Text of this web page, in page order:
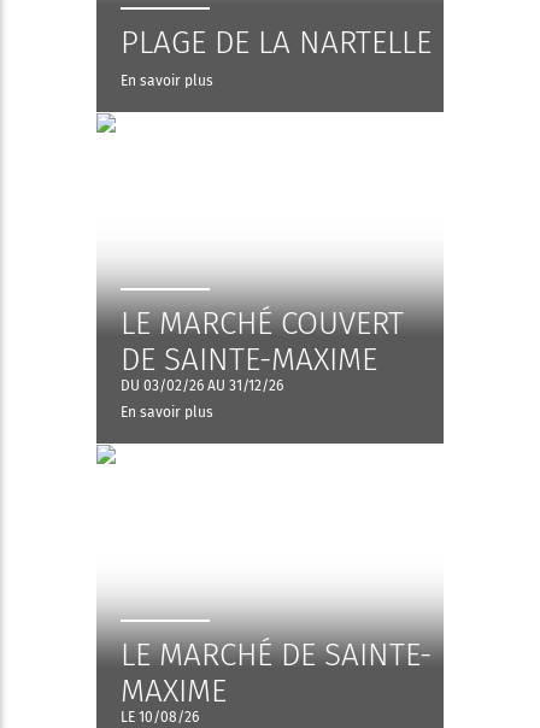
PLAGE DE LA NARTELLE
En savoir plus
LE MARCHÉ COUVERT
DE SAINTE-MAXIME
DU 03/02/26 AU 31/12/26
En savoir plus
LE MARCHÉ DE SAINTE-
MAXIME
LE 10/08/26